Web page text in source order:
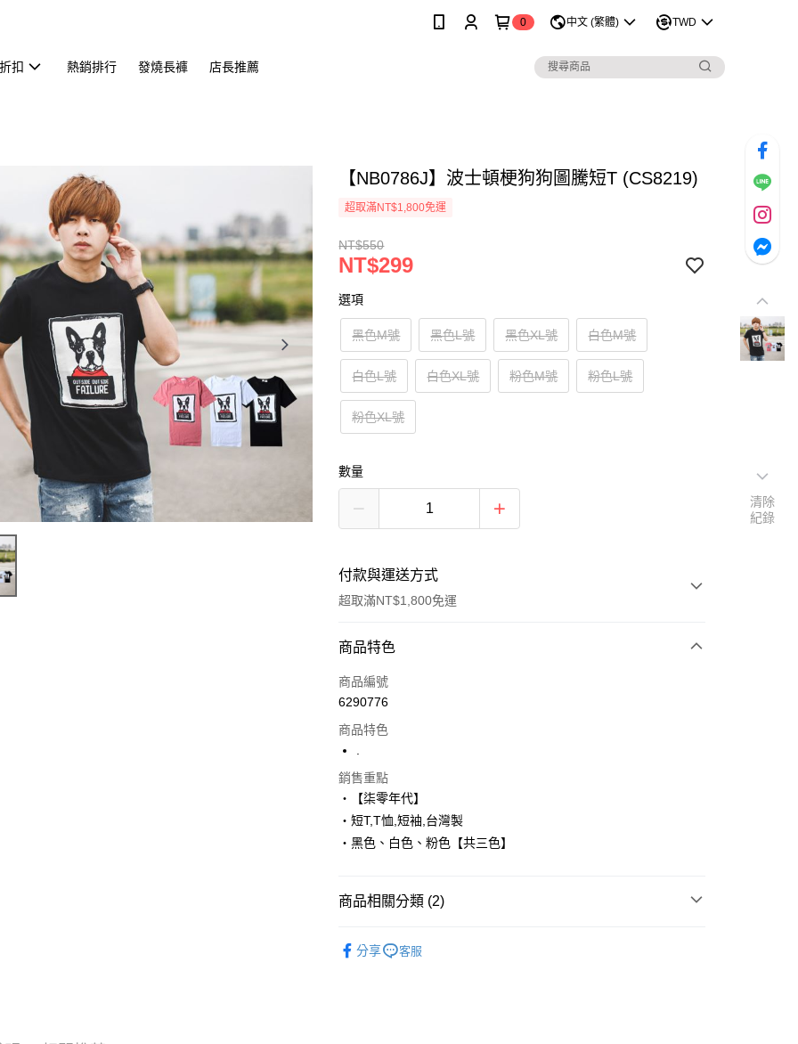
0 中文 (繁體) TWD
扣 熱銷排行 發燒長褲 店長推薦
【NB0786J】波士頓梗狗狗圖騰短T (CS8219)
超取滿NT$1,800免運
NT$550
NT$299
選項
黑色M號 黑色L號 黑色XL號 白色M號
白色L號 白色XL號 粉色M號 粉色L號
粉色XL號
數量
付款與運送方式
超取滿NT$1,800免運
付款方式
信用卡一次付款
Apple Pay
悠遊付
AFTEE先享後付
【關於「AFTEE先享後付」】
ATM付款
商品特色
商品編號
6290776
商品特色
銷售重點
‧【柒零年代】
‧短T,T恤,短袖,台灣製
‧黑色、白色、粉色【共三色】
商品相關分類 (2)
分享 客服
清除
紀錄